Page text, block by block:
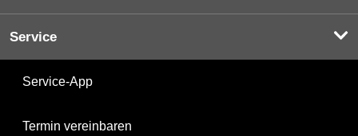
Service
Service-App
Termin vereinbaren